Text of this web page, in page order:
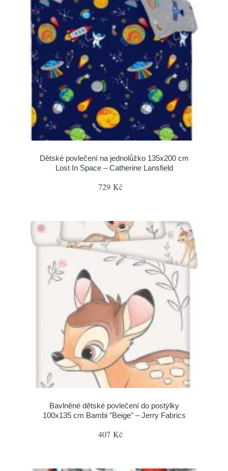
Dětské povlečení na jednolůžko 135x200 cm
Lost In Space – Catherine Lansfield
729 Kč
Bavlněné dětské povlečení do postýlky
100x135 cm Bambi "Beige" – Jerry Fabrics
407 Kč